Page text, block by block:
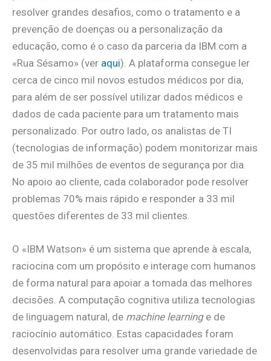
resolver grandes desafios, como o tratamento e a
prevenção de doenças ou a personalização da
educação, como é o caso da parceria da IBM com a
«Rua Sésamo» (ver aqui). A plataforma consegue ler
cerca de cinco mil novos estudos médicos por dia,
para além de ser possível utilizar dados médicos e
dados de cada paciente para um tratamento mais
personalizado. Por outro lado, os analistas de TI
(tecnologias de informação) podem monitorizar mais
de 35 mil milhões de eventos de segurança por dia.
No apoio ao cliente, cada colaborador pode resolver
problemas 70% mais rápido e responder a 33 mil
questões diferentes de 33 mil clientes.
O «IBM Watson» é um sistema que aprende à escala,
raciocina com um propósito e interage com humanos
de forma natural para apoiar a tomada das melhores
decisões. A computação cognitiva utiliza tecnologias
de linguagem natural, de machine learning e de
raciocínio automático. Estas capacidades foram
desenvolvidas para resolver uma grande variedade de